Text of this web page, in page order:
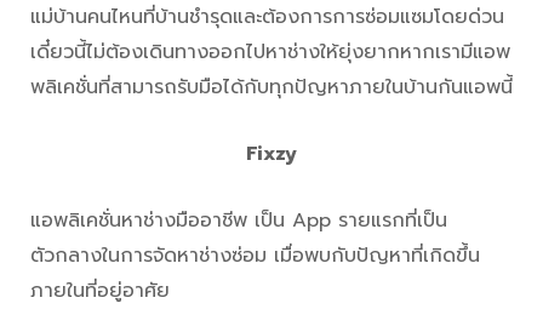
แม่บ้านคนไหนที่บ้านชำรุดและต้องการการซ่อมแซมโดยด่วน
เดี๋ยวนี้ไม่ต้องเดินทางออกไปหาช่างให้ยุ่งยากหากเรามีแอพ
พลิเคชั่นที่สามารถรับมือได้กับทุกปัญหาภายในบ้านกันแอพนี้
Fixzy
แอพลิเคชั่นหาช่างมืออาชีพ เป็น App รายแรกที่เป็น
ตัวกลางในการจัดหาช่างซ่อม เมื่อพบกับปัญหาที่เกิดขึ้น
ภายในที่อยู่อาศัย